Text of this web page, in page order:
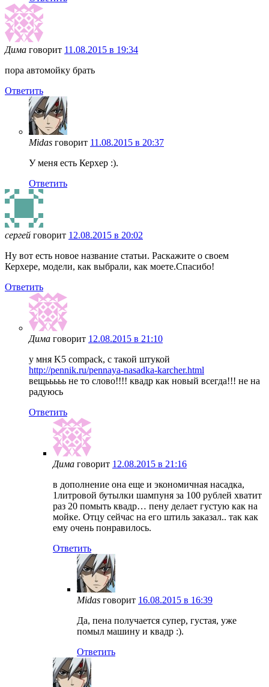
Дима говорит 11.08.2015 в 19:34
пора автомойку брать
Ответить
Midas говорит 11.08.2015 в 20:37
У меня есть Керхер :).
Ответить
сергей говорит 12.08.2015 в 20:02
Ну вот есть новое название статьи. Раскажите о своем
Керхере, модели, как выбрали, как моете.Спасибо!
Ответить
Дима говорит 12.08.2015 в 21:10
у мня K5 compack, с такой штукой
http://pennik.ru/pennaya-nasadka-karcher.html
вещььььь не то слово!!!! квадр как новый всегда!!! не на
радуюсь
Ответить
Дима говорит 12.08.2015 в 21:16
в дополнение она еще и экономичная насадка,
1литровой бутылки шампуня за 100 рублей хватит
раз 20 помыть квадр… пену делает густую как на
мойке. Отцу сейчас на его штиль заказал.. так как
ему очень понравилось.
Ответить
Midas говорит 16.08.2015 в 16:39
Да, пена получается супер, густая, уже
помыл машину и квадр :).
Ответить